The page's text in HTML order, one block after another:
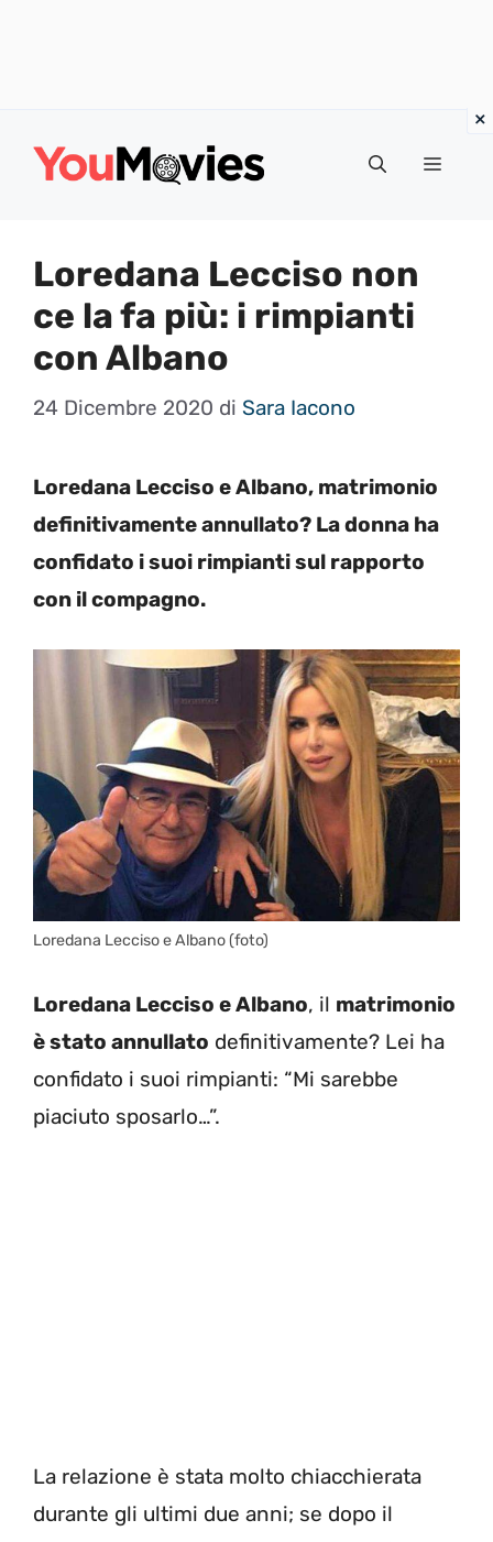
Menu
Loredana Lecciso non
ce la fa più: i rimpianti
con Albano
24 Dicembre 2020 di Sara Iacono
Loredana Lecciso e Albano, matrimonio
definitivamente annullato? La donna ha
confidato i suoi rimpianti sul rapporto
con il compagno.
Loredana Lecciso e Albano (foto)
Loredana Lecciso e Albano, il matrimonio
è stato annullato definitivamente? Lei ha
confidato i suoi rimpianti: “Mi sarebbe
piaciuto sposarlo…”.
La relazione è stata molto chiacchierata
durante gli ultimi due anni; se dopo il